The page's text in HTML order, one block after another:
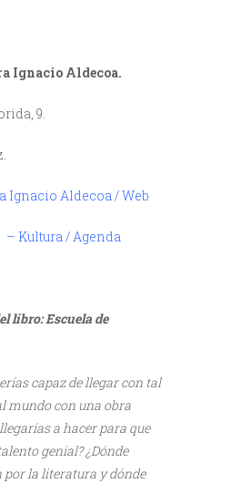
Ignacio Aldecoa.
9.
Ignacio Aldecoa / Web
– Kultura / Agenda
libro: Escuela de
capaz de llegar con tal
mundo con una obra
a hacer para que
genial? ¿Dónde
por la literatura y dónde